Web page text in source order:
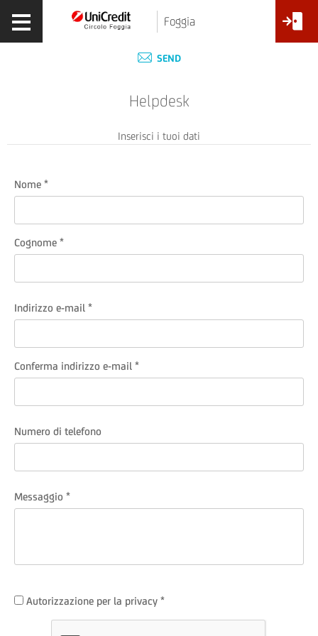
Foggia
SEND
Helpdesk
Inserisci i tuoi dati
Nome
Cognome
Indirizzo e-mail
Conferma indirizzo e-mail
Numero di telefono
Messaggio
Autorizzazione per la privacy